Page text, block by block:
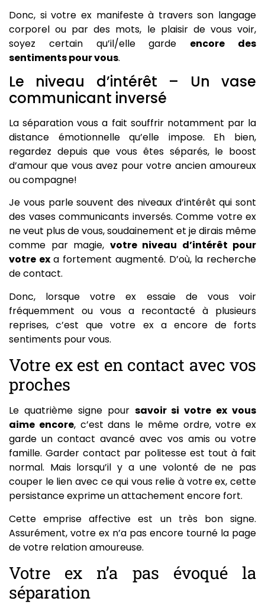
Donc, si votre ex manifeste à travers son langage
corporel ou par des mots, le plaisir de vous voir,
soyez certain qu’il/elle garde encore des
sentiments pour vous.
Le niveau d’intérêt – Un vase
communicant inversé
La séparation vous a fait souffrir notamment par la
distance émotionnelle qu’elle impose. Eh bien,
regardez depuis que vous êtes séparés, le boost
d’amour que vous avez pour votre ancien amoureux
ou compagne!
Je vous parle souvent des niveaux d’intérêt qui sont
des vases communicants inversés. Comme votre ex
ne veut plus de vous, soudainement et je dirais même
comme par magie, votre niveau d’intérêt pour
votre exa fortement augmenté. D’où, la recherche
de contact.
Donc, lorsque votre ex essaie de vous voir
fréquemment ou vous a recontacté à plusieurs
reprises, c’est que votre ex a encore de forts
sentiments pour vous.
Votre ex est en contact avec vos
proches
Le quatrième signe pour savoir si votre ex vous
aime encore, c’est dans le même ordre, votre ex
garde un contact avancé avec vos amis ou votre
famille. Garder contact par politesse est tout à fait
normal. Mais lorsqu’il y a une volonté de ne pas
couper le lien avec ce qui vous relie à votre ex, cette
persistance exprime un attachement encore fort.
Cette emprise affective est un très bon signe.
Assurément, votre ex n’a pas encore tourné la page
de votre relation amoureuse.
Votre ex n’a pas évoqué la
séparation